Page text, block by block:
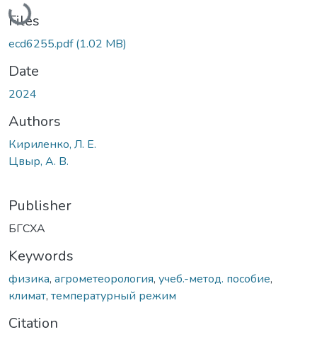
Files
ecd6255.pdf(1.02 MB)
Date
2024
Authors
Кириленко, Л. Е.
Цвыр, А. В.
Publisher
БГСХА
Keywords
физика, агрометеорология, учеб.-метод. пособие,
климат, температурный режим
Citation